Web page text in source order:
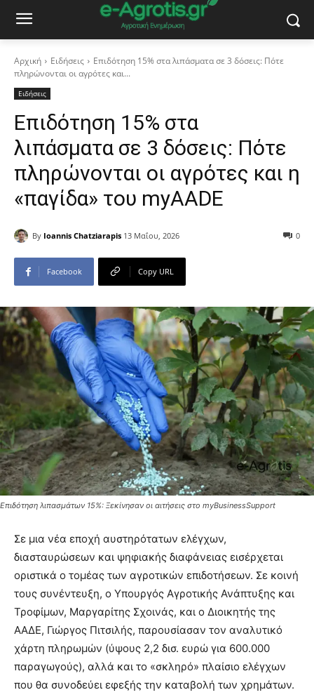
Αρχική Ειδήσεις
Επιδότηση 15% στα λιπάσματα σε 3 δόσεις: Πότε
πληρώνονται οι αγρότες και...
Ειδήσεις
Επιδότηση 15% στα
λιπάσματα σε 3 δόσεις: Πότε
πληρώνονται οι αγρότες και η
«παγίδα» του myAADE
By Ioannis Chatziarapis 13 Μαΐου, 2026 0
Facebook Copy URL
Επιδότηση λιπασμάτων 15%: Ξεκίνησαν οι αιτήσεις στο myBusinessSupport
Σε μια νέα εποχή αυστηρότατων ελέγχων,
διασταυρώσεων και ψηφιακής διαφάνειας εισέρχεται
οριστικά ο τομέας των αγροτικών επιδοτήσεων. Σε κοινή
τους συνέντευξη, ο Υπουργός Αγροτικής Ανάπτυξης και
Τροφίμων, Μαργαρίτης Σχοινάς, και ο Διοικητής της
ΑΑΔΕ, Γιώργος Πιτσιλής, παρουσίασαν τον αναλυτικό
χάρτη πληρωμών (ύψους 2,2 δισ. ευρώ για 600.000
παραγωγούς), αλλά και το «σκληρό» πλαίσιο ελέγχων
που θα συνοδεύει εφεξής την καταβολή των χρημάτων.